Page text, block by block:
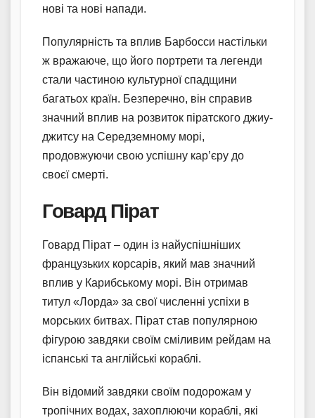
нові та нові напади.
Популярність та вплив Барбосси настільки
ж вражаюче, що його портрети та легенди
стали частиною культурної спадщини
багатьох країн. Безперечно, він справив
значний вплив на розвиток піратского джиу-
джитсу на Середземному морі,
продовжуючи свою успішну кар’єру до
своєї смерті.
Говард Пірат
Говард Пірат – один із найуспішніших
французьких корсарів, який мав значний
вплив у Карибському морі. Він отримав
титул «Лорда» за свої численні успіхи в
морських битвах. Пірат став популярною
фігурою завдяки своїм сміливим рейдам на
іспанські та англійські кораблі.
Він відомий завдяки своїм подорожам у
тропічних водах, захоплюючи кораблі, які